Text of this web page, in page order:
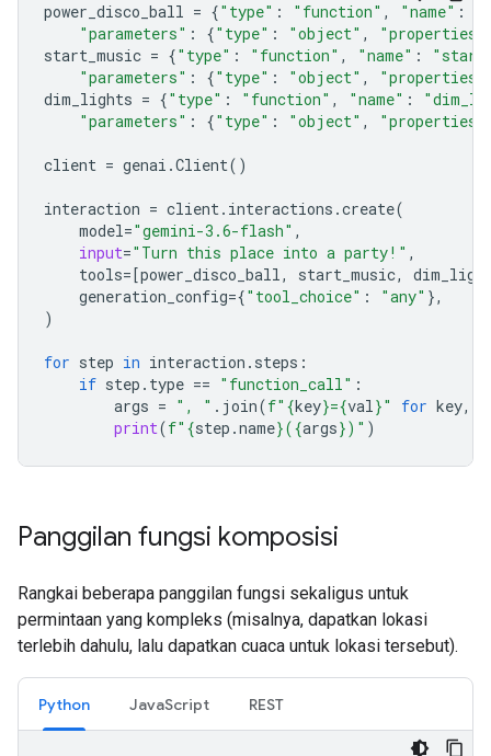
power_disco_ball = {"type" : "function" , "name" :
"parameters" : {"type" : "object" , "properties"
start_music = {"type" : "function" , "name" :
"parameters" : {"type" : "object" , "properties"
dim_lights = {"type" : "function" , "name" :
"parameters" : {"type" : "object" , "properties"
client = genai .Client()
interaction = client. interactions .create(
model="gemini-3.6-flash" ,
input="Turn this place into a party!" ,
tools= [power_disco_ball, start_music,
generation_config={"tool_choice" : "any" },
)
for step in interaction . steps :
if step . type == "function_call" :
args = ", " . join(f" {key}={val}" for key,
print(f" {step .name}({args})" )
Panggilan fungsi komposisi
Rangkai beberapa panggilan fungsi sekaligus untuk
permintaan yang kompleks (misalnya, dapatkan lokasi
terlebih dahulu, lalu dapatkan cuaca untuk lokasi tersebut).
Python JavaScript REST